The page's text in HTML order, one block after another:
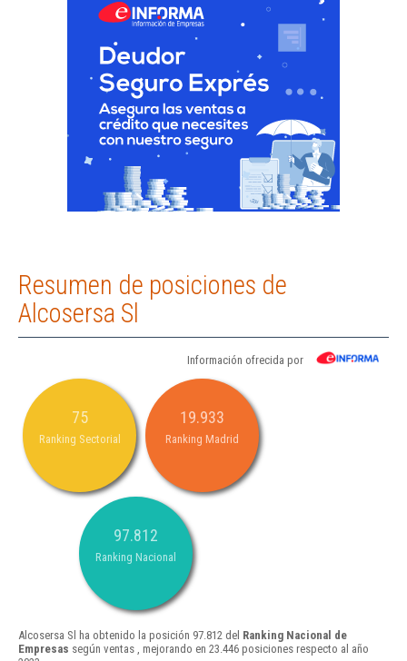
Resumen de posiciones de
Alcosersa Sl
Información ofrecida por
75
Ranking Sectorial
19.933
Ranking Madrid
97.812
Ranking Nacional
Alcosersa Sl ha obtenido la posición 97.812 del Ranking Nacional de
Empresas según ventas , mejorando en 23.446 posiciones respecto al año